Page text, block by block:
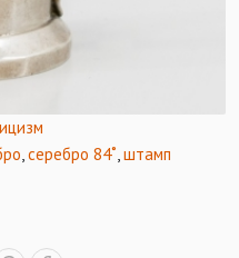
,серебро 84˚,штамп